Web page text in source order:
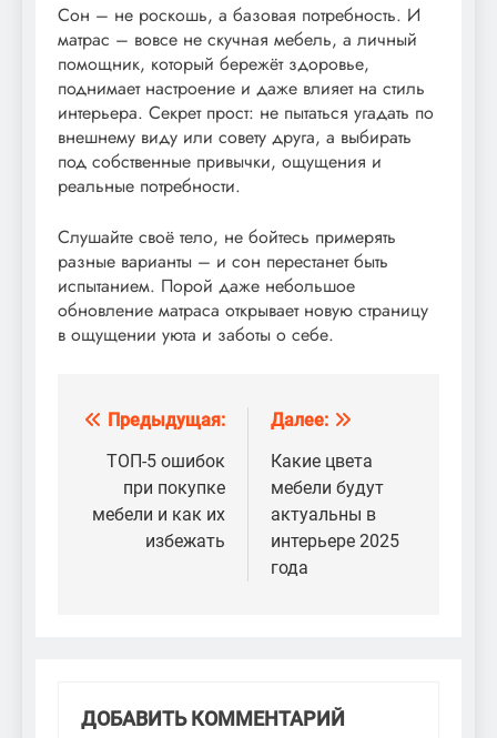
Сон – не роскошь, а базовая потребность. И
матрас – вовсе не скучная мебель, а личный
помощник, который бережёт здоровье,
поднимает настроение и даже влияет на стиль
интерьера. Секрет прост: не пытаться угадать по
внешнему виду или совету друга, а выбирать
под собственные привычки, ощущения и
реальные потребности.
Слушайте своё тело, не бойтесь примерять
разные варианты – и сон перестанет быть
испытанием. Порой даже небольшое
обновление матраса открывает новую страницу
в ощущении уюта и заботы о себе.
Навигация
по
записям
Предыдущая:
ТОП-5 ошибок
при покупке
мебели и как их
избежать
Далее:
Какие цвета
мебели будут
актуальны в
интерьере 2025
года
ДОБАВИТЬ КОММЕНТАРИЙ